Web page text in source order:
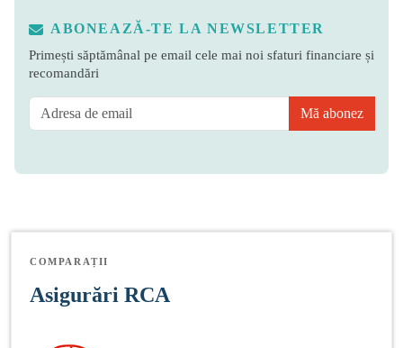
ABONEAZĂ-TE LA NEWSLETTER
Primești săptămânal pe email cele mai noi sfaturi financiare și
recomandări
Mă abonez
COMPARAȚII
Asigurări RCA